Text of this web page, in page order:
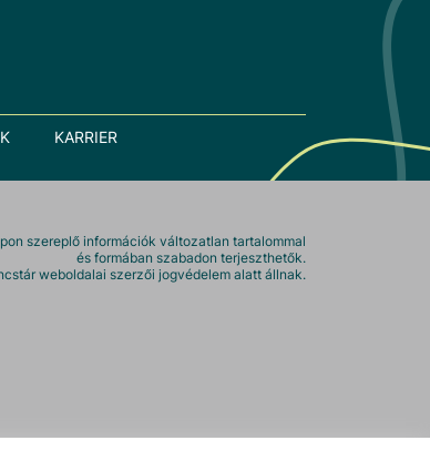
KARRIER
szereplő információk változatlan tartalommal
és formában szabadon terjeszthetők.
weboldalai szerzői jogvédelem alatt állnak.